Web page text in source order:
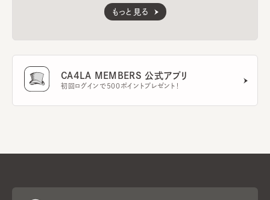
もっと見る
CA4LA MEMBERS 公式アプリ
初回ログインで500ポイントプレゼント！